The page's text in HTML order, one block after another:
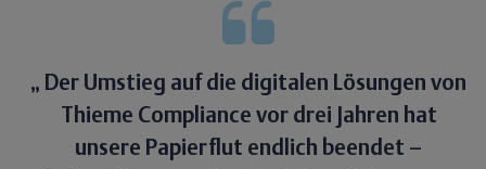
Der Umstieg auf die digitalen Lösungen von
Thieme Compliance vor drei Jahren hat
unsere Papierflut endlich beendet –